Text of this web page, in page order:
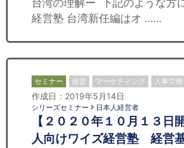
台湾の理解ー 下記のような方
経営塾 台湾新任編はオ ……
セミナー 経営 マーケティング 人事労務
作成日：2019年5月14日
シリーズセミナー 日本人経営者
【２０２０年１０月１３日
人向けワイズ経営塾 経営